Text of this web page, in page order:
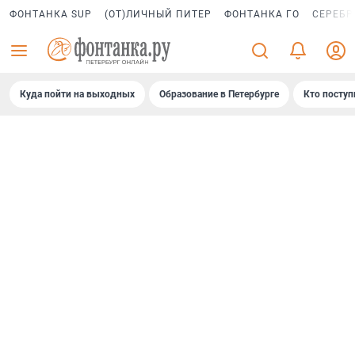
ФОНТАНКА SUP (ОТ)ЛИЧНЫЙ ПИТЕР ФОНТАНКА ГО
Куда пойти на выходных Образование в Петербурге Кто